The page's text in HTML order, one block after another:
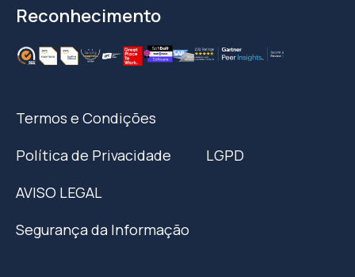
Reconhecimento
Termos e Condições
Política de Privacidade
LGPD
AVISO LEGAL
Segurança da Informação